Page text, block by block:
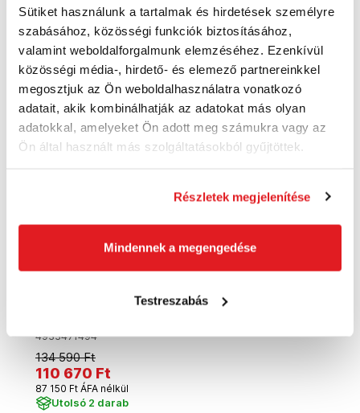
Sütiket használunk a tartalmak és hirdetések személyre
szabásához, közösségi funkciók biztosításához,
valamint weboldalforgalmunk elemzéséhez. Ezenkívül
közösségi média-, hirdető- és elemező partnereinkkel
megosztjuk az Ön weboldalhasználatra vonatkozó
adatait, akik kombinálhatják az adatokat más olyan
adatokkal, amelyeket Ön adott meg számukra vagy az
Ön által használt más szolgáltatásokból gyűjtöttek.
Részletek megjelenítése
Mindennek a megengedése
Testreszabás
Akció
MILWAUKEE M18BTP-0 kompakt vízszivattyú
4933471494
134 590 Ft
110 670 Ft
87 150 Ft ÁFA nélkül
Utolsó 2 darab